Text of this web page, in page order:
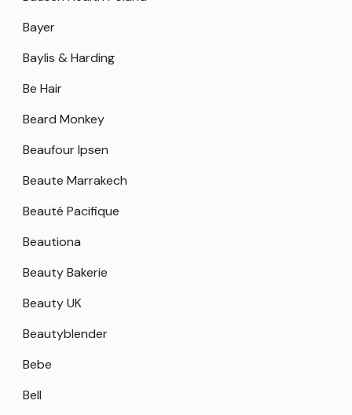
Bayer
Baylis & Harding
Be Hair
Beard Monkey
Beaufour Ipsen
Beaute Marrakech
Beauté Pacifique
Beautiona
Beauty Bakerie
Beauty UK
Beautyblender
Bebe
Bell